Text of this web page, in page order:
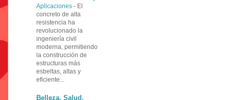
Aplicaciones - El
concreto de alta
resistencia ha
revolucionado la
ingeniería civil
moderna, permitiendo
la construcción de
estructuras más
esbeltas, altas y
eficiente...
Belleza, Salud,